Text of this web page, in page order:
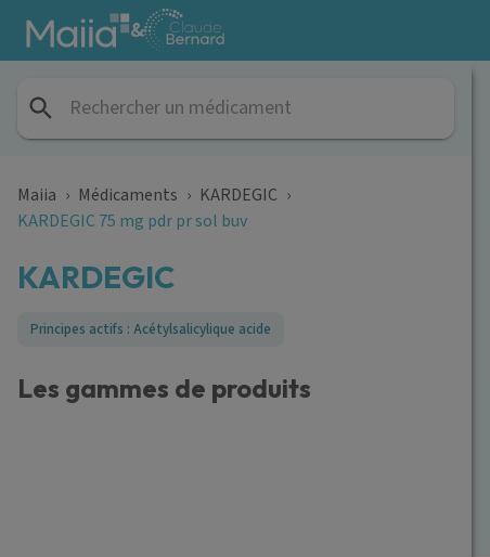
Aller au contenu principal
&
Maiia › Médicaments › KARDEGIC ›
KARDEGIC 75 mg pdr pr sol buv
KARDEGIC
Principes actifs : Acétylsalicylique acide
Les gammes de produits